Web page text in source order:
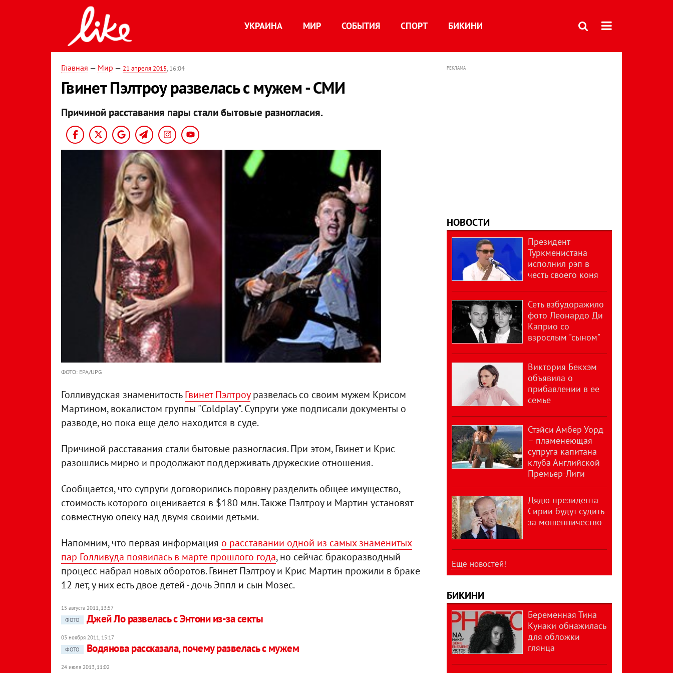
УКРАИНА МИР СОБЫТИЯ СПОРТ БИКИНИ
Главная — Мир — 21 апреля 2015, 16:04
Гвинет Пэлтроу развелась с мужем - СМИ
Причиной расставания пары стали бытовые разногласия.
ФОТО: EPA/UPG
Голливудская знаменитостьГвинет Пэлтроуразвелась со своим мужем Крисом
Мартином, вокалистом группы "Coldplay". Супруги уже подписали документы о
разводе, но пока еще дело находится в суде.
Причиной расставания стали бытовые разногласия. При этом, Гвинет и Крис
разошлись мирно и продолжают поддерживать дружеские отношения.
Сообщается, что супруги договорились поровну разделить общее имущество,
стоимость которого оценивается в $180 млн. Также Пэлтроу и Мартин установят
совместную опеку над двумя своими детьми.
Напомним, что первая информация о расставании одной из самых знаменитых
пар Голливуда появилась в марте прошлого года, но сейчас бракоразводный
процесс набрал новых оборотов. Гвинет Пэлтроу и Крис Мартин прожили в браке
12 лет, у них есть двое детей - дочь Эппл и сын Мозес.
15 августа 2011, 13:57
ФОТО
Джей Ло развелась с Энтони из-за секты
03 ноября 2011, 15:17
ФОТО
Водянова рассказала, почему развелась с мужем
24 июля 2013, 11:02
РЕКЛАМА
НОВОСТИ
Президент
Туркменистана
исполнил рэп в
честь своего коня
Сеть взбудоражило
фото Леонардо Ди
Каприо со
взрослым "сыном"
Виктория Бекхэм
объявила о
прибавлении в ее
семье
Стэйси Амбер Уорд
– пламенеющая
супруга капитана
клуба Английской
Премьер-Лиги
Дядю президента
Сирии будут судить
за мошенничество
Еще новостей!
БИКИНИ
Беременная Тина
Кунаки обнажилась
для обложки
глянца